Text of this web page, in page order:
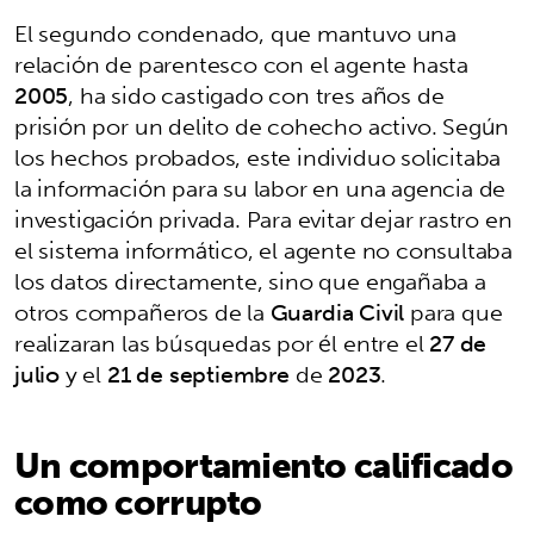
El segundo condenado, que mantuvo una
relación de parentesco con el agente hasta
2005, ha sido castigado con tres años de
prisión por un delito de cohecho activo. Según
los hechos probados, este individuo solicitaba
la información para su labor en una agencia de
investigación privada. Para evitar dejar rastro en
el sistema informático, el agente no consultaba
los datos directamente, sino que engañaba a
otros compañeros de la Guardia Civilpara que
realizaran las búsquedas por él entre el27 de
julioy el21 de septiembre de2023.
Un comportamiento calificado
como corrupto